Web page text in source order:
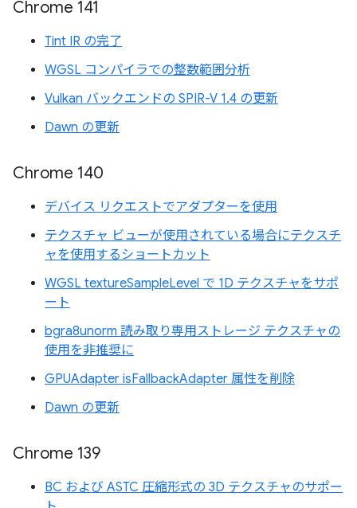
Chrome 141
Tint IR の完了
WGSL コンパイラでの整数範囲分析
Vulkan バックエンドの SPIR-V 1.4 の更新
Dawn の更新
Chrome 140
デバイス リクエストでアダプターを使用
テクスチャ ビューが使用されている場合にテクスチ
ャを使用するショートカット
WGSL textureSampleLevel で 1D テクスチャをサポ
ート
bgra8unorm 読み取り専用ストレージ テクスチャの
使用を非推奨に
GPUAdapter isFallbackAdapter 属性を削除
Dawn の更新
Chrome 139
BC および ASTC 圧縮形式の 3D テクスチャのサポー